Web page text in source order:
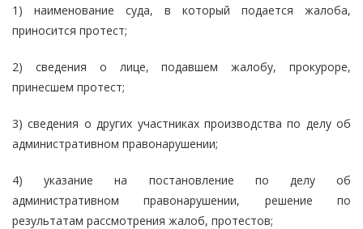
1) наименование суда, в который подается жалоба,
приносится протест;
2) сведения о лице, подавшем жалобу, прокуроре,
принесшем протест;
3) сведения о других участниках производства по делу об
административном правонарушении;
4) указание на постановление по делу об
административном правонарушении, решение по
результатам рассмотрения жалоб, протестов;